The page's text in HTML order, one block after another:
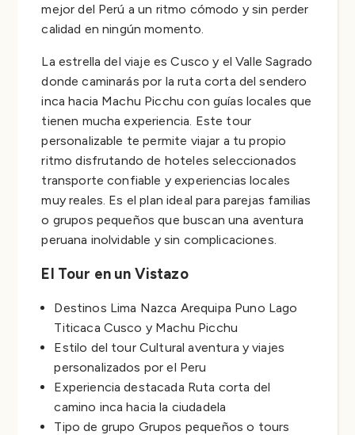
mejor del Perú a un ritmo cómodo y sin perder
calidad en ningún momento.
La estrella del viaje es Cusco y el Valle Sagrado
donde caminarás por la ruta corta del sendero
inca hacia Machu Picchu con guías locales que
tienen mucha experiencia. Este tour
personalizable te permite viajar a tu propio
ritmo disfrutando de hoteles seleccionados
transporte confiable y experiencias locales
muy reales. Es el plan ideal para parejas familias
o grupos pequeños que buscan una aventura
peruana inolvidable y sin complicaciones.
El Tour en un Vistazo
Destinos Lima Nazca Arequipa Puno Lago
Titicaca Cusco y Machu Picchu
Estilo del tour Cultural aventura y viajes
personalizados por el Peru
Experiencia destacada Ruta corta del
camino inca hacia la ciudadela
Tipo de grupo Grupos pequeños o tours